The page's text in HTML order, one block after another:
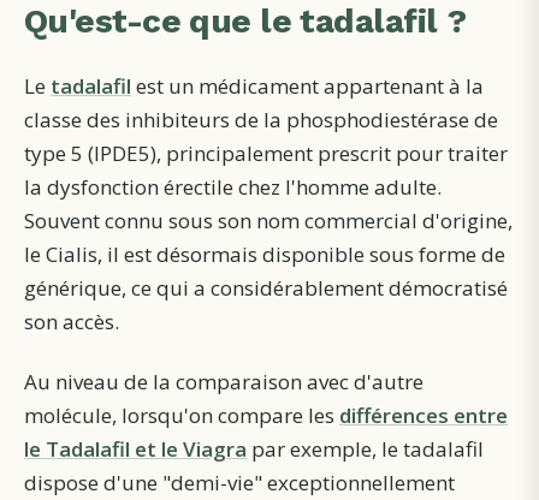
Qu'est-ce que le tadalafil ?
Le tadalafil est un médicament appartenant à la
classe des inhibiteurs de la phosphodiestérase de
type 5 (IPDE5), principalement prescrit pour traiter
la dysfonction érectile chez l'homme adulte.
Souvent connu sous son nom commercial d'origine,
le Cialis, il est désormais disponible sous forme de
générique, ce qui a considérablement démocratisé
son accès.
Au niveau de la comparaison avec d'autre
molécule, lorsqu'on compare les différences entre
le Tadalafil et le Viagra par exemple, le tadalafil
dispose d'une "demi-vie" exceptionnellement